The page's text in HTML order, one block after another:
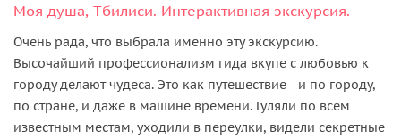
Моя душа, Тбилиси. Интерактивная экскурсия.
Очень рада, что выбрала именно эту экскурсию.
Высочайший профессионализм гида вкупе с любовью к
городу делают чудеса. Это как путешествие - и по городу,
по стране, и даже в машине времени. Гуляли по всем
известным местам, уходили в переулки, видели секретные